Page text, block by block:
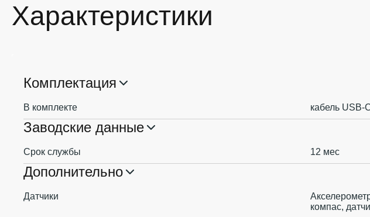
Характеристики
Комплектация
В комплекте кабель
Заводские данные
Срок службы 12 мес
Дополнительно
Датчики
компас,